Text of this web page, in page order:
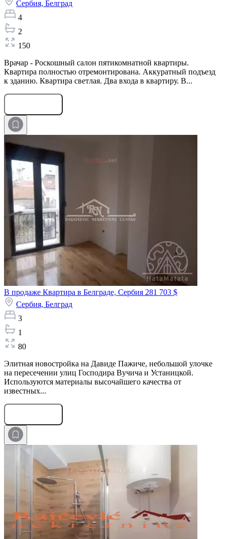
Сербия, Белград
4
2
150
Врачар - Роскошный салон пятикомнатной квартиры.
Квартира полностью отремонтирована. Аккуратный подъезд
к зданию. Квартира светлая. Два входа в квартиру. В...
В продаже Квартира в Белграде, Сербия 281 703 $
Сербия, Белград
3
1
80
Элитная новостройка на Давиде Пажиче, небольшой улочке
на пересечении улиц Господира Вучича и Устаницкой.
Используются материалы высочайшего качества от
известных...